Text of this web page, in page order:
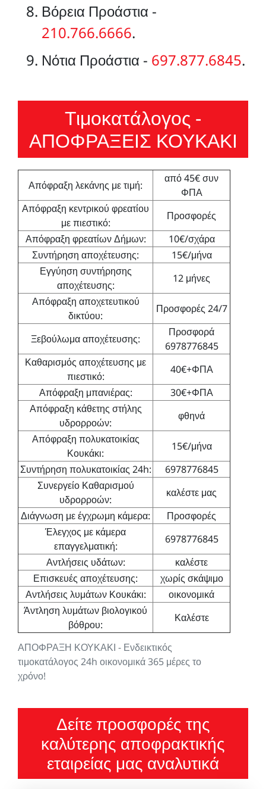
Βόρεια Προάστια -
210.766.6666.
Νότια Προάστια - 697.877.6845.
Τιμοκατάλογος -
ΑΠΟΦΡΑΞΕΙΣ ΚΟΥΚΑΚΙ
ΑΠΟΦΡΑΞΗ ΚΟΥΚΑΚΙ - Ενδεικτικός
τιμοκατάλογος 24h οικονομικά 365 μέρες το
χρόνο!
Απόφραξη λεκάνης με τιμή:
από 45€ συν
ΦΠΑ
Απόφραξη κεντρικού φρεατίου
με πιεστικό:
Προσφορές
Απόφραξη φρεατίων Δήμων:
10€/σχάρα
Συντήρηση αποχέτευσης:
15€/μήνα
Εγγύηση συντήρησης
αποχέτευσης:
12 μήνες
Απόφραξη αποχετευτικού
δικτύου:
Προσφορές 24/7
Ξεβούλωμα αποχέτευσης:
Προσφορά
6978776845
Καθαρισμός αποχέτευσης με
πιεστικό:
40€+ΦΠΑ
Απόφραξη μπανιέρας:
30€+ΦΠΑ
Απόφραξη κάθετης στήλης
υδρορροών:
φθηνά
Απόφραξη πολυκατοικίας
Κουκάκι:
15€/μήνα
Συντήρηση πολυκατοικίας 24h:
6978776845
Συνεργείο Καθαρισμού
υδρορροών:
καλέστε μας
Διάγνωση με έγχρωμη κάμερα:
Προσφορές
Έλεγχος με κάμερα
επαγγελματική:
6978776845
Αντλήσεις υδάτων:
καλέστε
Επισκευές αποχέτευσης:
χωρίς σκάψιμο
Αντλήσεις λυμάτων Κουκάκι:
οικονομικά
Άντληση λυμάτων βιολογικού
βόθρου:
Καλέστε
Δείτε προσφορές της
καλύτερης αποφρακτικής
εταιρείας μας αναλυτικά